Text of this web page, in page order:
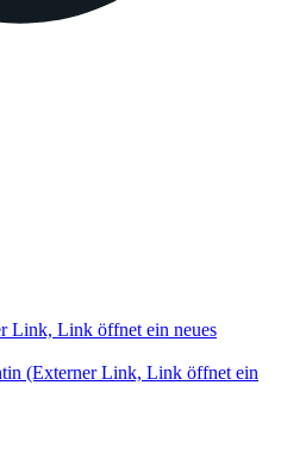
Link, Link öffnet ein neues
(Externer Link, Link öffnet ein